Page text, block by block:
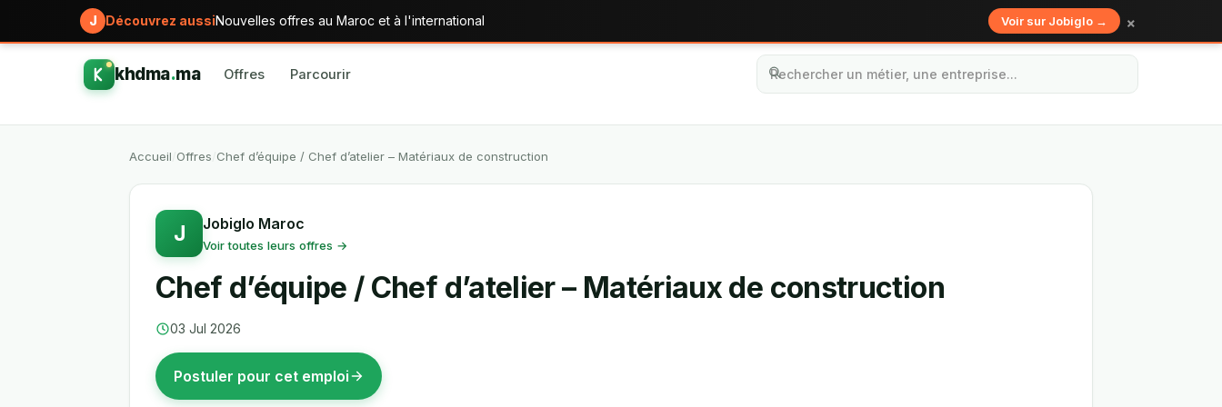
J Découvrez aussiNouvelles offres au Maroc et à l'international Voir sur Jobiglo → ×
khdma.ma Offres Parcourir
Accueil Offres Chef d’équipe / Chef d’atelier – Matériaux de construction
J Jobiglo Maroc
Voir toutes leurs offres →
Chef d’équipe / Chef d’atelier – Matériaux de construction
03 Jul 2026
Postuler pour cet emploi